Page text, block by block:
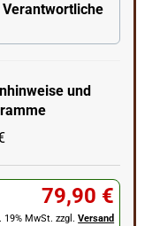
79,90 €
19% MwSt. zzgl.Versand